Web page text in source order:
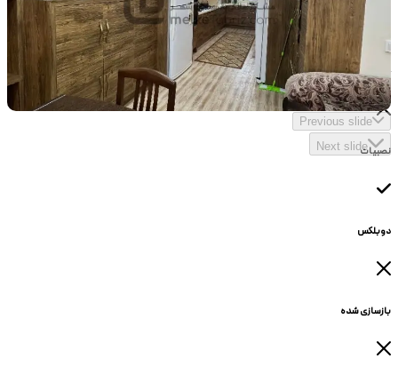
Previous slide
Next slide
حیاط دار
نصبیات
دوبلکس
بازسازی شده